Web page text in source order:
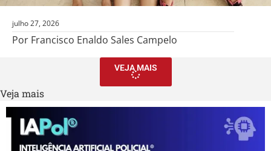
julho 27, 2026
Por Francisco Enaldo Sales Campelo
VEJA MAIS
Veja mais